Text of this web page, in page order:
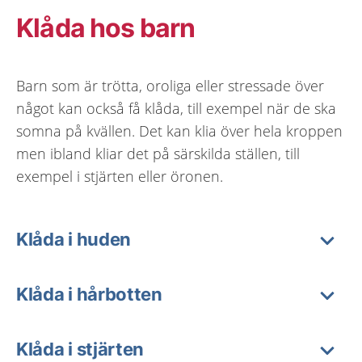
Klåda hos barn
Barn som är trötta, oroliga eller stressade över
något kan också få klåda, till exempel när de ska
somna på kvällen. Det kan klia över hela kroppen
men ibland kliar det på särskilda ställen, till
exempel i stjärten eller öronen.
Klåda i huden
Klåda i hårbotten
Klåda i stjärten